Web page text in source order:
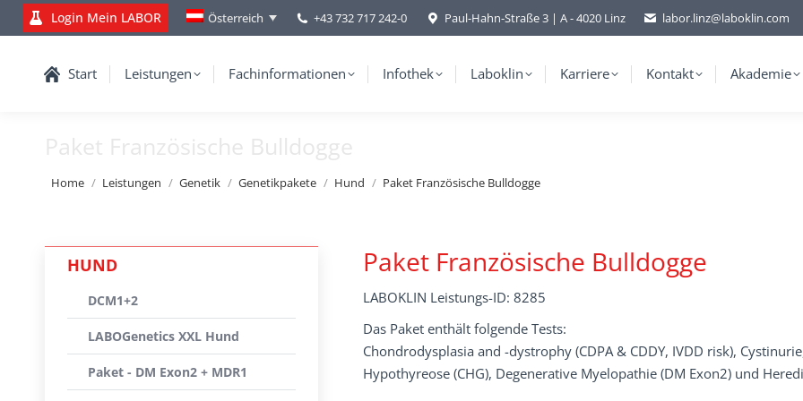
Login Mein LABOR Österreich +43 732 717 242-0 Paul-Hahn-Straße 3 | A - 4020 Linz labor.linz@laboklin.com
Start Leistungen Fachinformationen Infothek Laboklin Karriere Kontakt Akademie
Paket Französische Bulldogge
You are here:
Home Leistungen Genetik Genetikpakete Hund Paket Französische Bulldogge
Paket Französische Bulldogge
LABOKLIN Leistungs-ID: 8285
Das Paket enthält folgende Tests:
Chondrodysplasia and -dystrophy (CDPA & CDDY, IVDD risk),
Hypothyreose (CHG), Degenerative Myelopathie (DM Exon2) und
HUND
DCM1+2
LABOGenetics XXL Hund
Paket - DM Exon2 + MDR1